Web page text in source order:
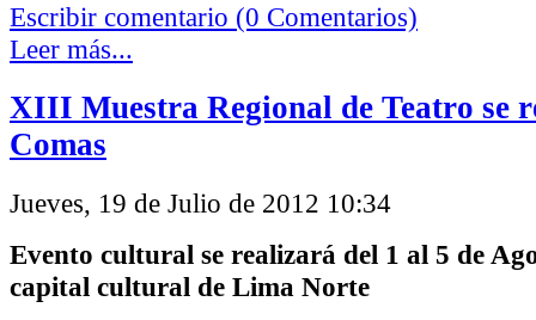
Escribir comentario (0 Comentarios)
Leer más...
XIII Muestra Regional de Teatro se
Comas
Jueves, 19 de Julio de 2012 10:34
Evento cultural se realizará del 1 al 5 de
capital cultural de Lima Norte